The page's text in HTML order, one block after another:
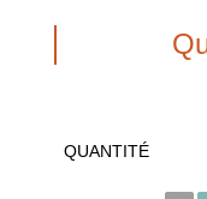
QUANTITÉ